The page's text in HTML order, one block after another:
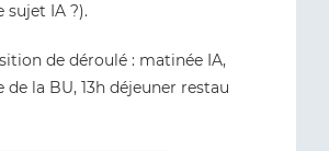
sujet IA ?).
de déroulé : matinée IA,
de la BU, 13h déjeuner restau